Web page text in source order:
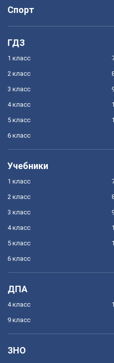
Спорт
ГДЗ
1 класс
2 класс
3 класс
4 класс
5 класс
6 класс
Учебники
1 класс
2 класс
3 класс
4 класс
5 класс
6 класс
ДПА
4 класс
9 класс
ЗНО